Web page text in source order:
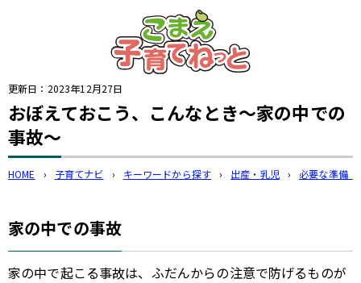
このページの本文へ
更新日： 2023年12月27日
おぼえておこう、こんなとき〜家の中での
事故〜
HOME › 子育てナビ › キーワードから探す › 出産・乳児 › 必要な準備
家の中での事故
家の中で起こる事故は、ふだんからの注意で防げるものが